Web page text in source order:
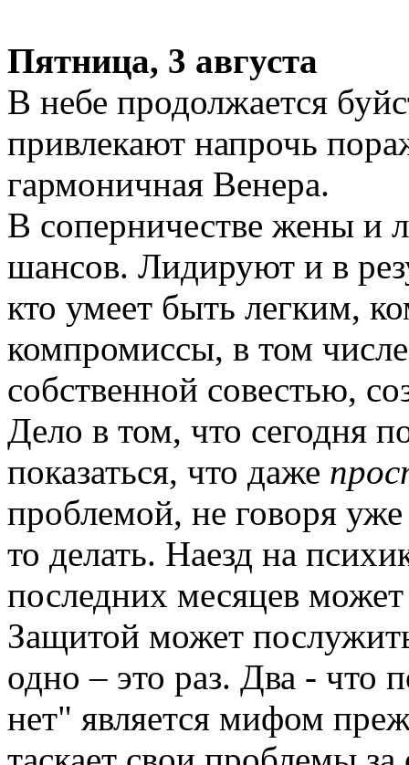
Пятница, 3 августа
В небе продолжается
привлекают напрочь
гармоничная Венера.
В соперничестве жены и
шансов. Лидируют и в
кто умеет быть легким,
компромиссы, в том
собственной совестью,
Дело в том, что сегодня
показаться, что даже
проблемой, не говоря
то делать. Наезд на
последних месяцев
Защитой может
одно – это раз. Два - что
нет" является мифом